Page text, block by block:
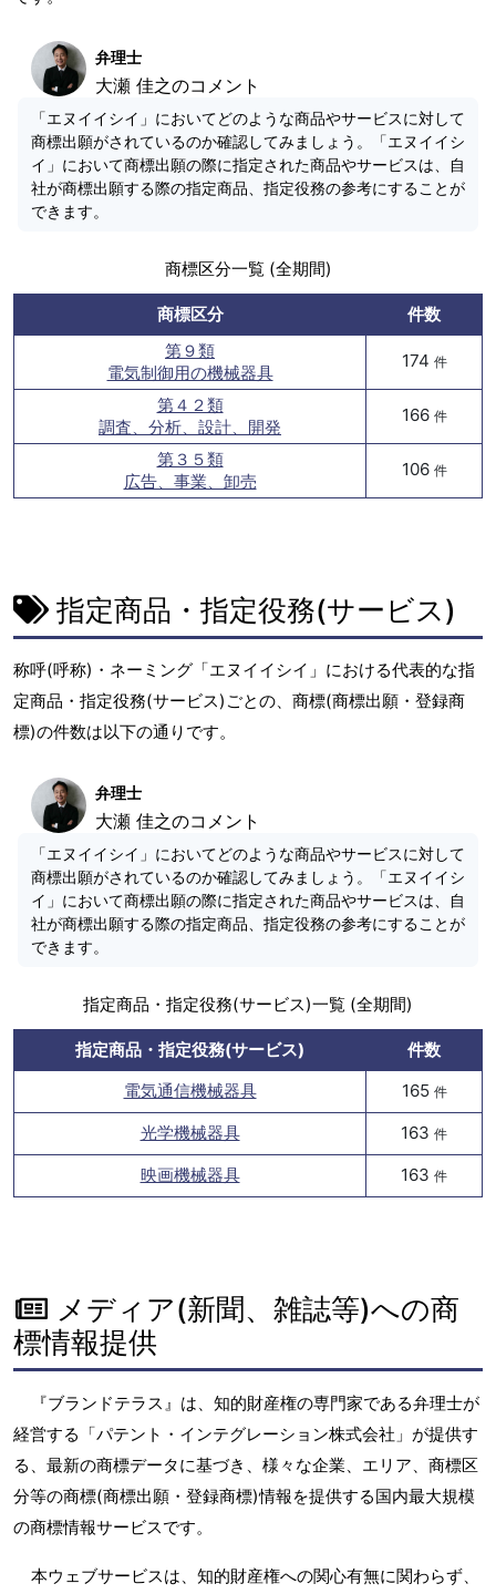
弁理士
大瀬 佳之のコメント
「エヌイイシイ」においてどのような商品やサービスに対して
商標出願がされているのか確認してみましょう。「エヌイイシ
イ」において商標出願の際に指定された商品やサービスは、自
社が商標出願する際の指定商品、指定役務の参考にすることが
できます。
商標区分一覧 (全期間)
商標区分
件数
第９類
電気制御用の機械器具
174 件
第４２類
調査、分析、設計、開発
166 件
第３５類
広告、事業、卸売
106 件
指定商品・指定役務(サービス)
称呼(呼称)・ネーミング「エヌイイシイ」における代表的な指
定商品・指定役務(サービス)ごとの、商標(商標出願・登録商
標)の件数は以下の通りです。
弁理士
大瀬 佳之のコメント
「エヌイイシイ」においてどのような商品やサービスに対して
商標出願がされているのか確認してみましょう。「エヌイイシ
イ」において商標出願の際に指定された商品やサービスは、自
社が商標出願する際の指定商品、指定役務の参考にすることが
できます。
指定商品・指定役務(サービス)一覧 (全期間)
指定商品・指定役務(サービス)
件数
電気通信機械器具
165 件
光学機械器具 163 件
映画機械器具 163 件
メディア(新聞、雑誌等)への商
標情報提供
『ブランドテラス』は、知的財産権の専門家である弁理士が
経営する「パテント・インテグレーション株式会社」が提供す
る、最新の商標データに基づき、様々な企業、エリア、商標区
分等の商標(商標出願・登録商標)情報を提供する国内最大規模
の商標情報サービスです。
本ウェブサービスは、知的財産権への関心有無に関わらず、